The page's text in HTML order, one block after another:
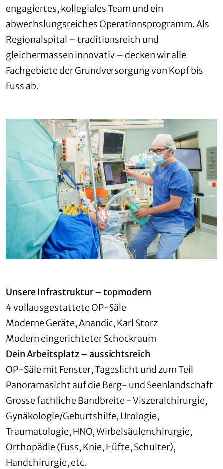
engagiertes, kollegiales Team und ein
abwechslungsreiches Operationsprogramm. Als
Regionalspital – traditionsreich und
gleichermassen innovativ – decken wir alle
Fachgebiete der Grundversorgung von Kopf bis
Fuss ab.
Unsere Infrastruktur – topmodern
4 vollausgestattete OP-Säle
Moderne Geräte, Anandic, Karl Storz
Modern eingerichteter Schockraum
Dein Arbeitsplatz – aussichtsreich
OP-Säle mit Fenster, Tageslicht und zum Teil
Panoramasicht auf die Berg- und Seenlandschaft
Grosse fachliche Bandbreite - Viszeralchirurgie,
Gynäkologie/Geburtshilfe, Urologie,
Traumatologie, HNO, Wirbelsäulenchirurgie,
Orthopädie (Fuss, Knie, Hüfte, Schulter),
Handchirurgie, etc.